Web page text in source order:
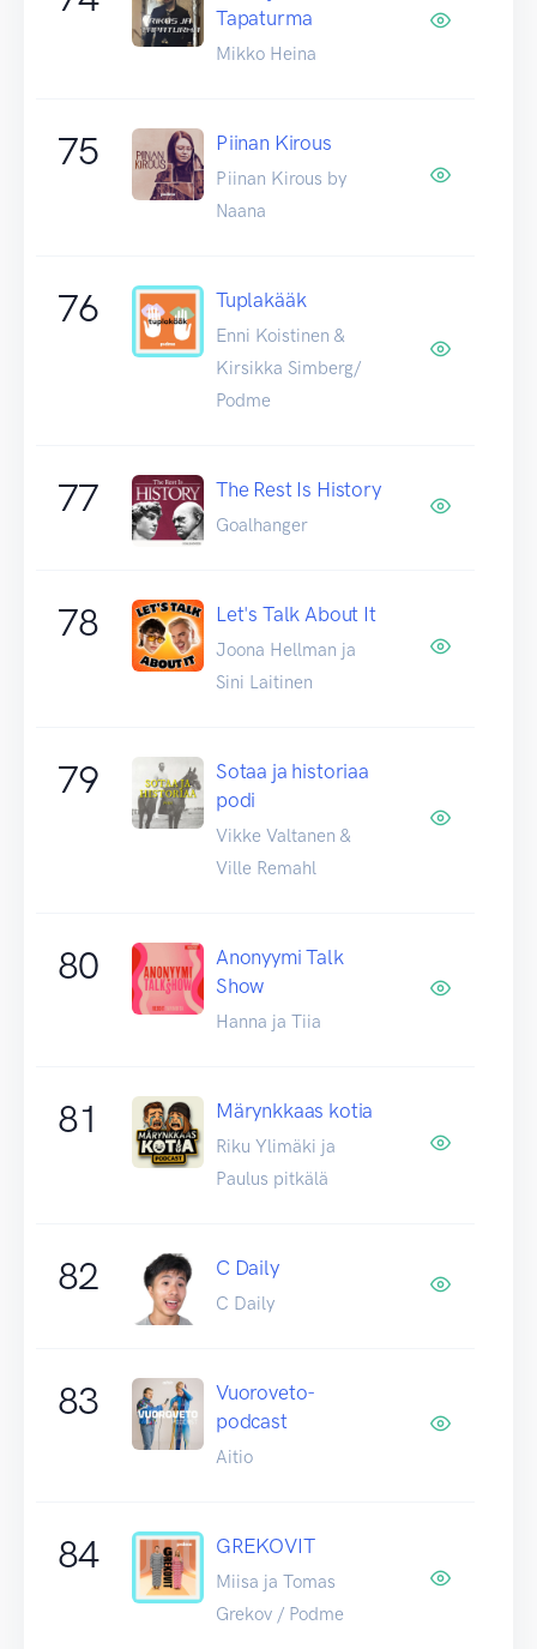
Tapaturma
Mikko Heina
75 Piinan Kirous
Piinan Kirous by
Naana
76 Tuplakääk
Enni Koistinen &
Kirsikka Simberg/
Podme
77 The Rest Is History
Goalhanger
78 Let's Talk About It
Joona Hellman ja
Sini Laitinen
79
Sotaa ja historiaa
podi
Vikke Valtanen &
Ville Remahl
80
Anonyymi Talk
Show
Hanna ja Tiia
81 Märynkkaas kotia
Riku Ylimäki ja
Paulus pitkälä
82 C Daily
C Daily
83
Vuoroveto-
podcast
Aitio
84 GREKOVIT
Miisa ja Tomas
Grekov / Podme